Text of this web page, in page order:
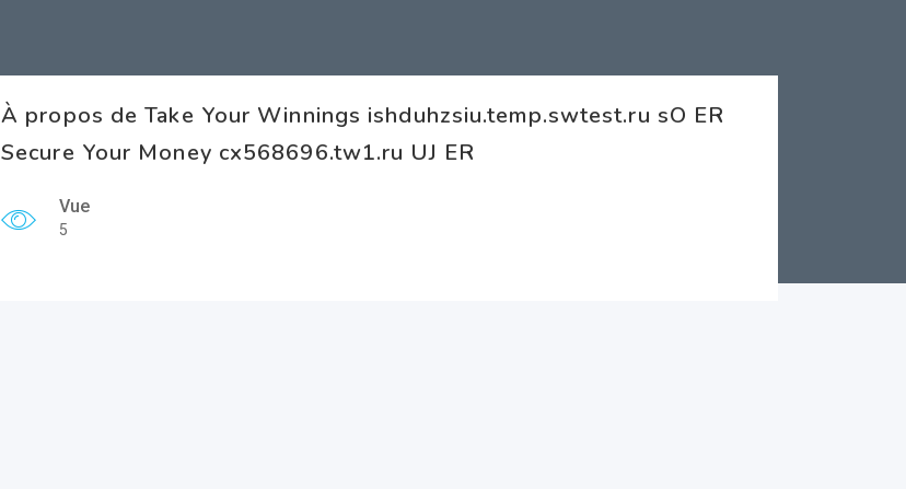
À propos de Take Your Winnings ishduhzsiu.temp.swtest.ru sO ER
Secure Your Money cx568696.tw1.ru UJ ER
Vue
5